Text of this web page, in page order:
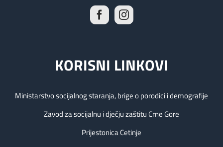
KORISNI LINKOVI
Ministarstvo socijalnog staranja, brige o porodici i demografije
Zavod za socijalnu i dječju zaštitu Crne Gore
Prijestonica Cetinje